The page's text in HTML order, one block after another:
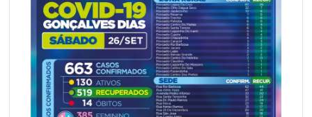
t
e
r
b
o
o
k
s
A
p
g
e
r